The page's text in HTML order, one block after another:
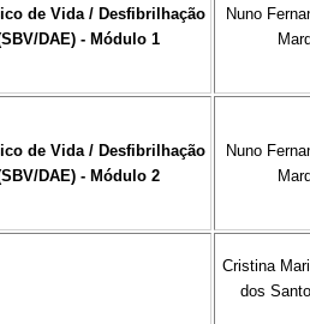
de Vida / Desfibrilhação
DAE) - Módulo 1
Nuno
de Vida / Desfibrilhação
DAE) - Módulo 2
Nuno
Cristina
dos